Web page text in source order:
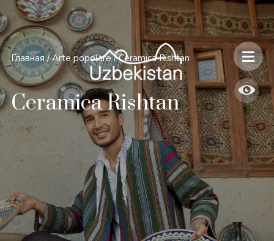
Главная / Arte popolare / Ceramica Rishtan
Ceramica Rishtan